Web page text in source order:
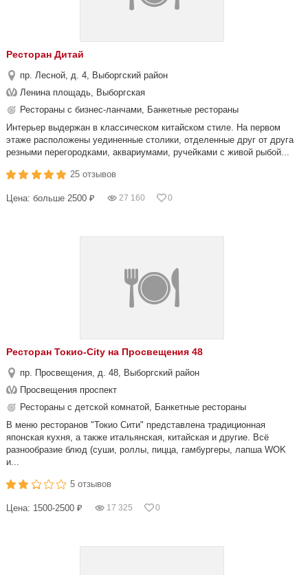
Ресторан Дитай
пр. Лесной, д. 4, Выборгский район
Ленина площадь, Выборгская
Рестораны с бизнес-ланчами, Банкетные рестораны
Интерьер выдержан в классическом китайском стиле. На первом
этаже расположены уединенные столики, отделенные друг от друга
резными перегородками, аквариумами, ручейками с живой рыбой...
25 отзывов
Цена: больше 2500 ₽ 27 160 0
Ресторан Токио-City на Просвещения 48
пр. Просвещения, д. 48, Выборгский район
Просвещения проспект
Рестораны с детской комнатой, Банкетные рестораны
В меню ресторанов "Токио Сити" представлена традиционная
японская кухня, а также итальянская, китайская и другие. Всё
разнообразие блюд (суши, роллы, пицца, гамбургеры, лапша WOK
и...
5 отзывов
Цена: 1500-2500 ₽ 17 325 0